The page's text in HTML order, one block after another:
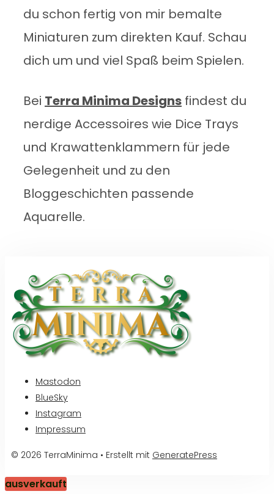
du schon fertig von mir bemalte
Miniaturen zum direkten Kauf. Schau
dich um und viel Spaß beim Spielen.
Bei Terra Minima Designs findest du
nerdige Accessoires wie Dice Trays
und Krawattenklammern für jede
Gelegenheit und zu den
Bloggeschichten passende
Aquarelle.
Mastodon
BlueSky
Instagram
Impressum
© 2026 TerraMinima • Erstellt mit GeneratePress
ausverkauft